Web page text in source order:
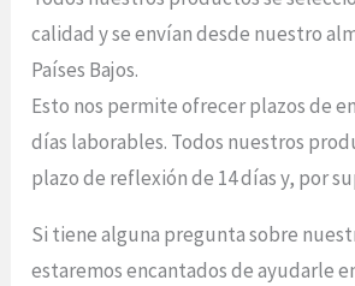
calidad y se envían desde nuestro
Países Bajos.
Esto nos permite ofrecer plazos de
días laborables. Todos nuestros
plazo de reflexión de 14 días y, por
Si tiene alguna pregunta sobre
estaremos encantados de ayudarle